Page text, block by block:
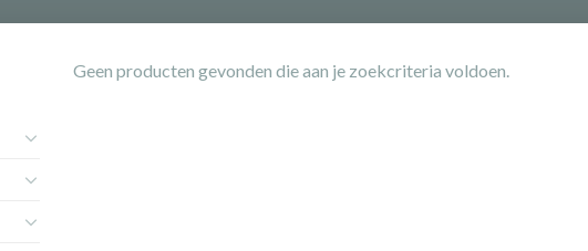
Geen producten gevonden die aan je zoekcriteria voldoen.